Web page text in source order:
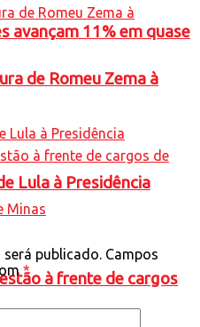
avançam 11% em quase
à frente de cargos
de Romeu Zema à
Lula à Presidência
será publicado. Campos
*